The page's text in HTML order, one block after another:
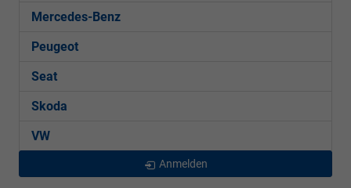
Mercedes-Benz
Peugeot
Seat
Skoda
VW
Anmelden